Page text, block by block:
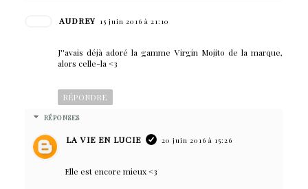
AUDREY 15 juin 2016 à 21:10
J''avais déjà adoré la gamme Virgin Mojito de la marque,
alors celle-la <3
RÉPONDRE
RÉPONSES
LA VIE EN LUCIE 20 juin 2016 à 15:26
Elle est encore mieux <3